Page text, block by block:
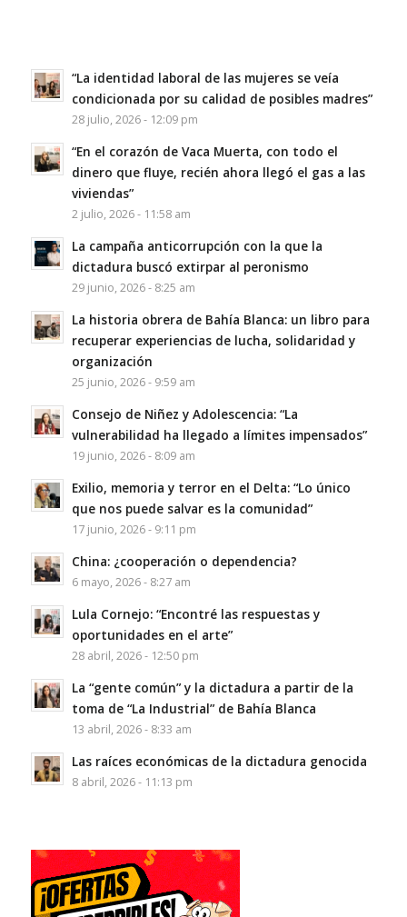
“La identidad laboral de las mujeres se veía
condicionada por su calidad de posibles madres”
28 julio, 2026 - 12:09 pm
“En el corazón de Vaca Muerta, con todo el
dinero que fluye, recién ahora llegó el gas a las
viviendas”
2 julio, 2026 - 11:58 am
La campaña anticorrupción con la que la
dictadura buscó extirpar al peronismo
29 junio, 2026 - 8:25 am
La historia obrera de Bahía Blanca: un libro para
recuperar experiencias de lucha, solidaridad y
organización
25 junio, 2026 - 9:59 am
Consejo de Niñez y Adolescencia: “La
vulnerabilidad ha llegado a límites impensados”
19 junio, 2026 - 8:09 am
Exilio, memoria y terror en el Delta: “Lo único
que nos puede salvar es la comunidad”
17 junio, 2026 - 9:11 pm
China: ¿cooperación o dependencia?
6 mayo, 2026 - 8:27 am
Lula Cornejo: “Encontré las respuestas y
oportunidades en el arte”
28 abril, 2026 - 12:50 pm
La “gente común” y la dictadura a partir de la
toma de “La Industrial” de Bahía Blanca
13 abril, 2026 - 8:33 am
Las raíces económicas de la dictadura genocida
8 abril, 2026 - 11:13 pm